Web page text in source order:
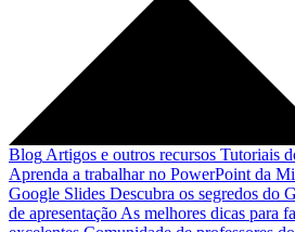
Blog Artigos e outros recursos Tutoriais
Aprenda a trabalhar no PowerPoint da
Google Slides Descubra os segredos do
de apresentação As melhores dicas para